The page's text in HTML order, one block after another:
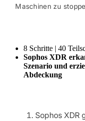
Maschinen zu
8 Schritte | 40
Sophos XDR
Szenario und
Abdeckung
Sophos XDR